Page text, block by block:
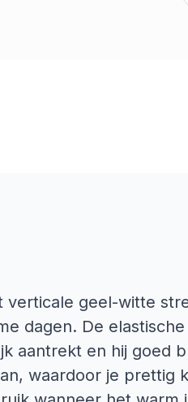
verticale geel-witte
dagen. De
aantrekt en hij goed
waardoor je prettig